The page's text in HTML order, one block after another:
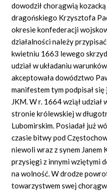
dowodził chorągwią
dragońskiego Krzysztofa
okresie konfederacji
działalności należy
kwietniu 1663 lewego
udział w układaniu
akceptowała dowództwo
manifestem tym podpisał
JKM. W r. 1664 wziął
stronie królewskiej w
Lubomirskim. Posiadał już
czasie bitwy pod
niewoli wraz z synem Janem
przysięgi z innymi wziętymi
na wolność. W drodze
towarzystwem swej